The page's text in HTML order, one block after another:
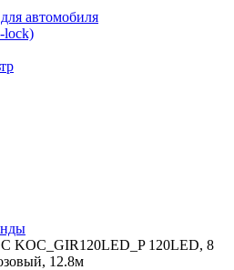
автомобиля
lock)
KOC_GIR120LED_P 120LED, 8
12.8м